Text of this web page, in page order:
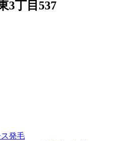
3丁目537
発毛